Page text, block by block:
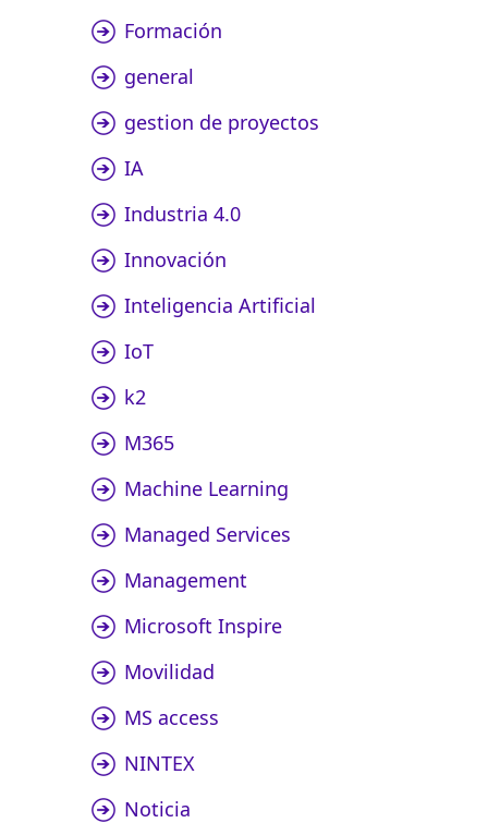
Formación
general
gestion de proyectos
IA
Industria 4.0
Innovación
Inteligencia Artificial
IoT
k2
M365
Machine Learning
Managed Services
Management
Microsoft Inspire
Movilidad
MS access
NINTEX
Noticia